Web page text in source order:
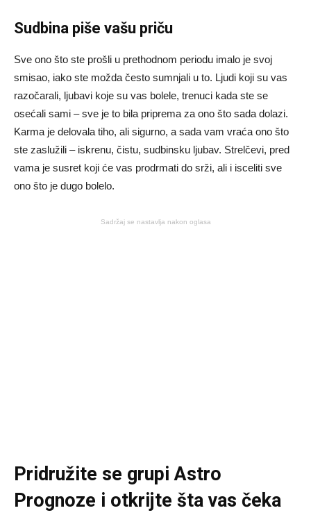
Sudbina piše vašu priču
Sve ono što ste prošli u prethodnom periodu imalo je svoj
smisao, iako ste možda često sumnjali u to. Ljudi koji su vas
razočarali, ljubavi koje su vas bolele, trenuci kada ste se
osećali sami – sve je to bila priprema za ono što sada dolazi.
Karma je delovala tiho, ali sigurno, a sada vam vraća ono što
ste zaslužili – iskrenu, čistu, sudbinsku ljubav. Strelčevi, pred
vama je susret koji će vas prodrmati do srži, ali i isceliti sve
ono što je dugo bolelo.
Sadržaj se nastavlja nakon oglasa
Pridružite se grupiAstro
Prognoze i otkrijte šta vas čeka